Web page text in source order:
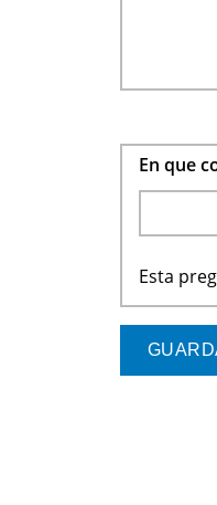
En que
Esta